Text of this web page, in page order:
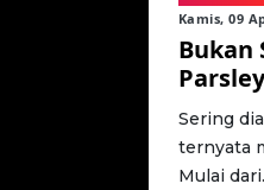
Kamis, 09
Bukan
Sering
ternyata
Mulai